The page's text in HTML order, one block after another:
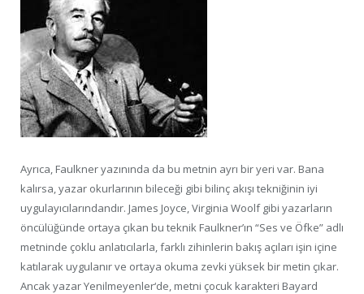
Ayrıca, Faulkner yazınında da bu metnin ayrı bir yeri var. Bana
kalırsa, yazar okurlarının bileceği gibi bilinç akışı tekniğinin iyi
uygulayıcılarındandır. James Joyce, Virginia Woolf gibi yazarların
öncülüğünde ortaya çıkan bu teknik Faulkner’ın “Ses ve Öfke” adlı
metninde çoklu anlatıcılarla, farklı zihinlerin bakış açıları işin içine
katılarak uygulanır ve ortaya okuma zevki yüksek bir metin çıkar.
Ancak yazar Yenilmeyenler‘de, metni çocuk karakteri Bayard